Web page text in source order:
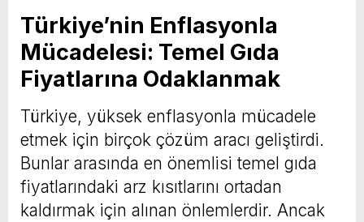
Türkiye’nin Enflasyonla
Mücadelesi: Temel Gıda
Fiyatlarına Odaklanmak
Türkiye, yüksek enflasyonla mücadele
etmek için birçok çözüm aracı geliştirdi.
Bunlar arasında en önemlisi temel gıda
fiyatlarındaki arz kısıtlarını ortadan
kaldırmak için alınan önlemlerdir. Ancak